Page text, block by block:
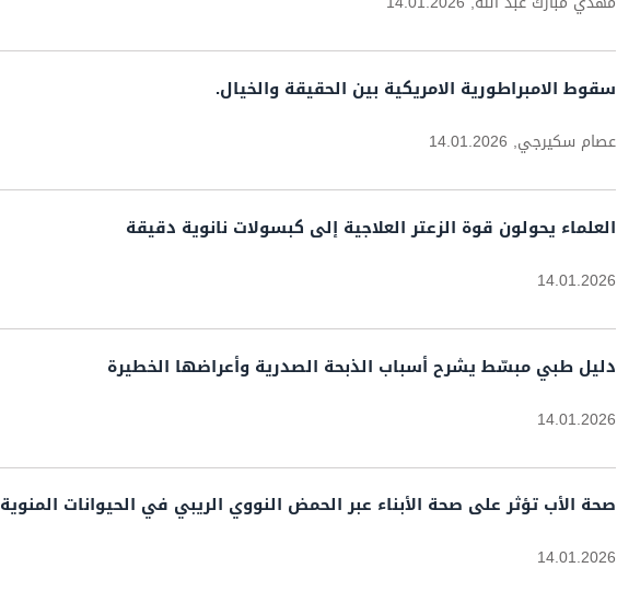
سقوط الامبراطورية الامريكية بين الحقيقة والخيال.
عصام سكيرجي, 14.01.2026
العلماء يحولون قوة الزعتر العلاجية إلى كبسولات نانوية دقيقة
14.01.2026
دليل طبي مبسّط يشرح أسباب الذبحة الصدرية وأعراضها الخطيرة
14.01.2026
صحة الأب تؤثر على صحة الأبناء عبر الحمض النووي الريبي في الحيوانات المنوية
14.01.2026